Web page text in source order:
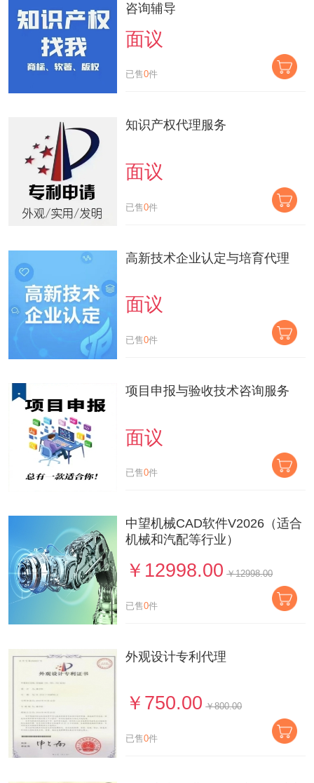
咨询辅导
面议
已售0件
知识产权代理服务
面议
已售0件
高新技术企业认定与培育代理
面议
已售0件
项目申报与验收技术咨询服务
面议
已售0件
中望机械CAD软件V2026（适合
机械和汽配等行业）
￥12998.00 ￥12998.00
已售0件
外观设计专利代理
￥750.00 ￥800.00
已售0件